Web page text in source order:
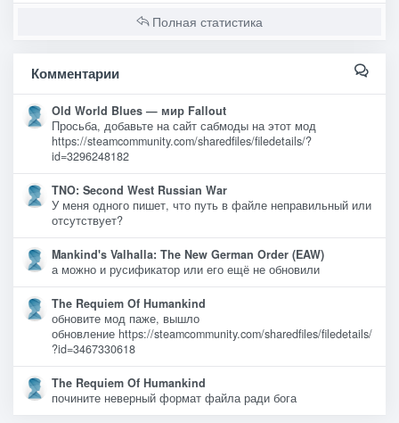
Полная статистика
Комментарии
Old World Blues — мир Fallout
Просьба, добавьте на сайт сабмоды на этот мод
https://steamcommunity.com/sharedfiles/filedetails/?
id=3296248182
TNO: Second West Russian War
У меня одного пишет, что путь в файле неправильный или
отсутствует?
Mankind's Valhalla: The New German Order (EAW)
а можно и русификатор или его ещё не обновили
The Requiem Of Humankind
обновите мод паже, вышло
обновление https://steamcommunity.com/sharedfiles/filedetails/
?id=3467330618
The Requiem Of Humankind
почините неверный формат файла ради бога